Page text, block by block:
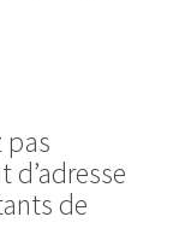
pas
d’adresse
de